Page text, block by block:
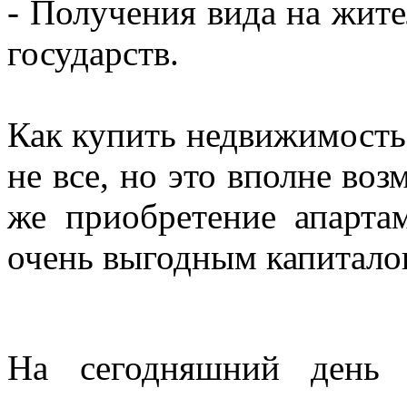
- Получения вида на
государств.
Как купить
не все, но это вполне
же приобретение
очень выгодным
На сегодняшний день